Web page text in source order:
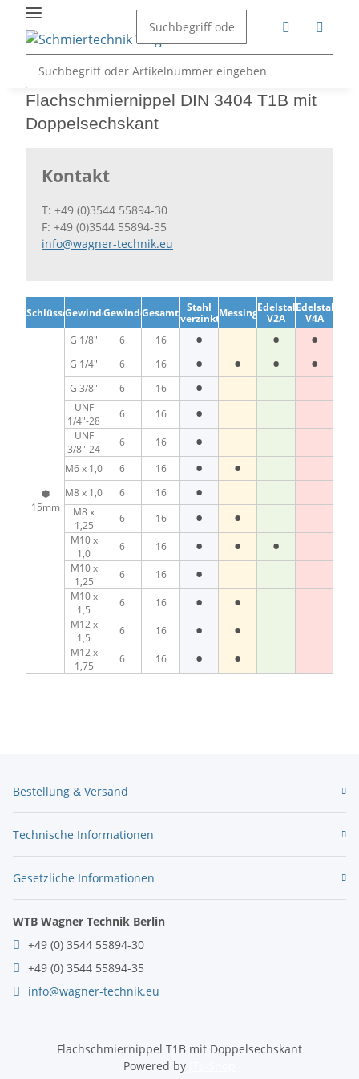
Flachschmiernippel DIN 3404 T1B mit
Doppelsechskant
Kontakt
T: +49 (0)3544 55894-30
F: +49 (0)3544 55894-35
info@wagner-technik.eu
Schlüsselweite
GewindeGewindelängeGesamtlänge
Stahl
verzinktMessingEdelstahl
V2A
Edelstahl
V4A
⬢
15mm
G 1/8" 6 16 • • •
G 1/4" 6 16 • • • •
G 3/8" 6 16 •
UNF
1/4"-28
6 16 •
UNF
3/8"-24
6 16 •
M6 x 1,0 6 16 • •
M8 x 1,0 6 16 •
M8 x
1,25
6 16 • •
M10 x
1,0
6 16 • • •
M10 x
1,25
6 16 •
M10 x
1,5
6 16 • •
M12 x
1,5
6 16 • •
M12 x
1,75
6 16 • •
Bestellung & Versand
Technische Informationen
Gesetzliche Informationen
WTB Wagner Technik Berlin
+49 (0) 3544 55894-30
+49 (0) 3544 55894-35
info@wagner-technik.eu
Flachschmiernippel T1B mit Doppelsechskant
Powered by